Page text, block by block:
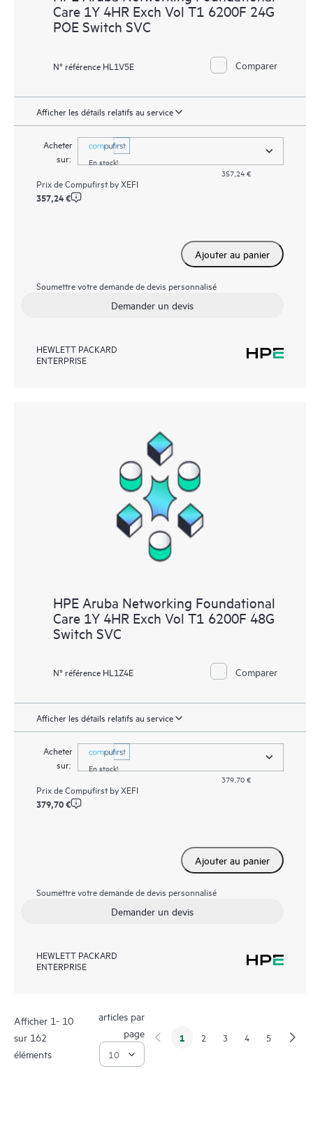
Care 1Y 4HR Exch Vol T1 6200F 24G
POE Switch SVC
N° référence HL1V5E Comparer
Afficher les détails relatifs au service
Acheter
sur:
En stock!
357,24 €
Prix deCompufirst by XEFI
357,24 €
Ajouter au panier
Soumettre votre demande de devis personnalisé
Demander un devis
HEWLETT PACKARD
ENTERPRISE
HPE Aruba Networking Foundational
Care 1Y 4HR Exch Vol T1 6200F 48G
Switch SVC
N° référence HL1Z4E Comparer
Afficher les détails relatifs au service
Acheter
sur:
En stock!
379,70 €
Prix deCompufirst by XEFI
379,70 €
Ajouter au panier
Soumettre votre demande de devis personnalisé
Demander un devis
HEWLETT PACKARD
ENTERPRISE
Afficher 1- 10
sur 162
éléments
articles par
page
1 2 3 4 5